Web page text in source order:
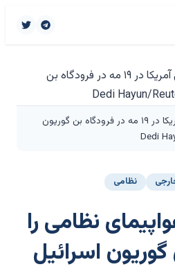
هواپیماهای نیروی هوایی آمریکا در ۱۹ مه در فرودگاه بن گوریون
نظامی
نظامی را
اسرائیل